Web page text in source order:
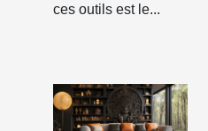
ces outils est le...